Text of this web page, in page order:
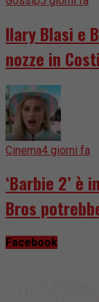
Ilary Blasi e
nozze in
Cinema4 giorni fa
‘Barbie 2’ è
Bros
Facebook